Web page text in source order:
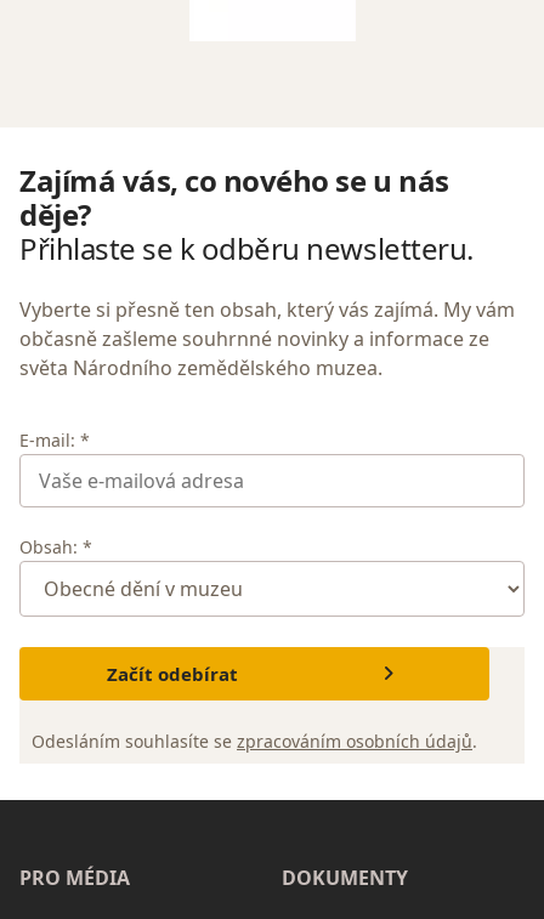
Zajímá vás, co nového se u nás
děje?
Přihlaste se k odběru newsletteru.
Vyberte si přesně ten obsah, který vás zajímá. My vám
občasně zašleme souhrnné novinky a informace ze
světa Národního zemědělského muzea.
E-mail: *
Obsah: *
Začít odebírat
Odesláním souhlasíte se zpracováním osobních údajů.
PRO MÉDIA DOKUMENTY